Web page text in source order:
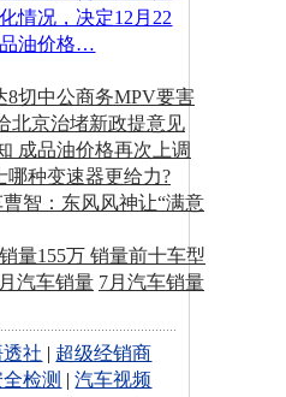
情况，决定12月22
油价格…
8切中公商务MPV要害
北京治堵新政提意见
成品油价格再次上调
哪种变速器更给力?
智：东风风神让“满意
量155万 销量前十车型
汽车销量 7月汽车销量
透社 | 超级经销商
检测 |汽车视频